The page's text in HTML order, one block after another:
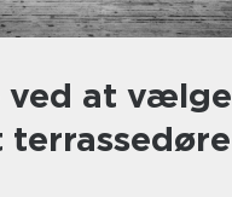
ved at vælge